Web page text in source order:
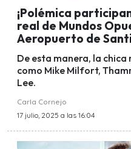
¡Polémica
real de Mundos
Aeropuerto de
De esta manera, la chica
como Mike Milfort,
Lee.
Carla Cornejo
17 julio, 2025 a las 16:04